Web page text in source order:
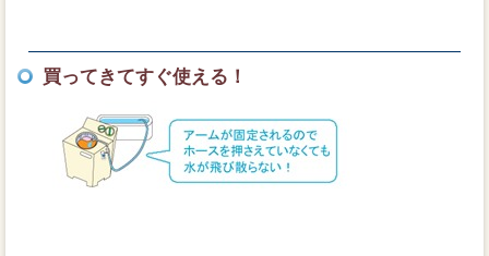
買ってきてすぐ使える！